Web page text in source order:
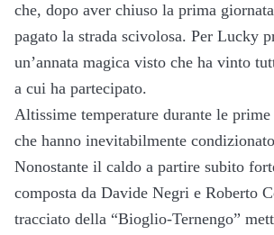
che, dopo aver chiuso la prima
pagato la strada scivolosa. Per Lucky
un’annata magica visto che ha vinto
a cui ha partecipato.
Altissime temperature durante le
che hanno inevitabilmente
Nonostante il caldo a partire subito
composta da Davide Negri e Roberto
tracciato della “Bioglio-Ternengo”